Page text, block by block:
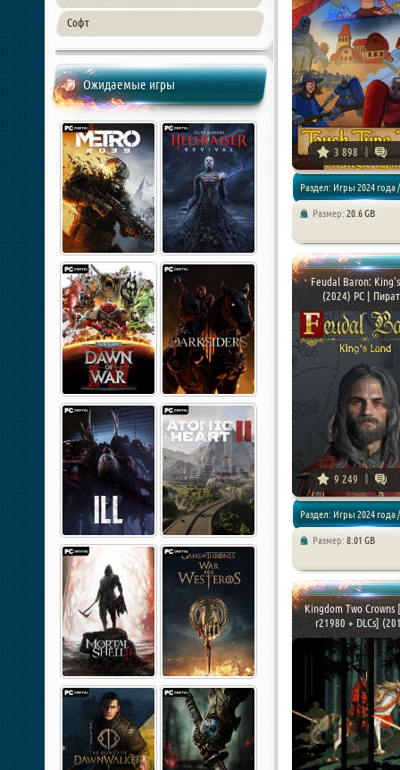
Софт
Ожидаемые игры
3 898
Раздел: Игры 2024 года /
Размер: 20.6 GB
Feudal Baron:
(2024) PC |
9 249
Раздел: Игры 2024 года /
Размер: 8.01 GB
Kingdom Two Crowns
r21980 + DLCs]